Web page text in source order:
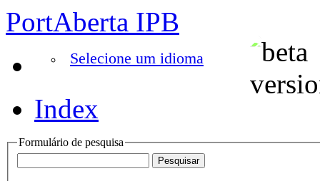
PortAberta IPB
Selecione um idioma
Index
Formulário de pesquisa